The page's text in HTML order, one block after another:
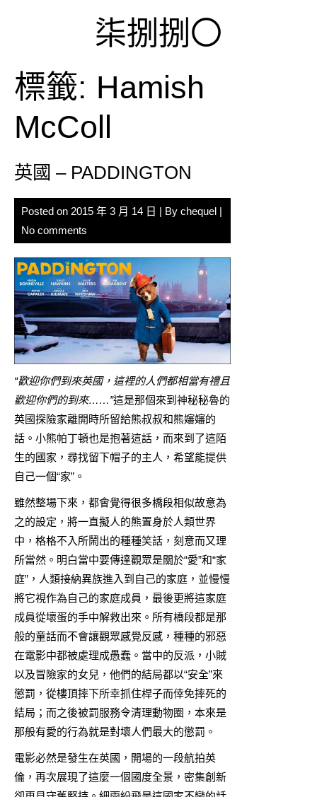
柒捌捌〇
標籤: Hamish
McColl
英國 – PADDINGTON
Posted on 2015 年 3 月 14 日 | By chequel |
No comments
“歡迎你們到來英國，這裡的人們都相當有禮且
歡迎你們的到來……”這是那個來到神秘秘魯的
英國探險家離開時所留給熊叔叔和熊嬸嬸的
話。小熊帕丁頓也是抱著這話，而來到了這陌
生的國家，尋找留下帽子的主人，希望能提供
自己一個“家”。
雖然整場下來，都會覺得很多橋段相似故意為
之的設定，將一直擬人的熊置身於人類世界
中，格格不入所鬧出的種種笑話，刻意而又理
所當然。明白當中要傳達觀眾是關於“愛”和“家
庭”，人類接納異族進入到自己的家庭，並慢慢
將它視作為自己的家庭成員，最後更將這家庭
成員從壞蛋的手中解救出來。所有橋段都是那
般的童話而不會讓觀眾感覺反感，種種的邪惡
在電影中都被處理成愚蠢。當中的反派，小賊
以及冒險家的女兒，他們的結局都以“安全”來
懲罰，從樓頂摔下所幸抓住桿子而倖免摔死的
結局；而之後被罰服務令清理動物圈，本來是
那般有愛的行為就是對壞人們最大的懲罰。
電影必然是發生在英國，開場的一段航拍英
倫，再次展現了這麼一個國度全景，密集創新